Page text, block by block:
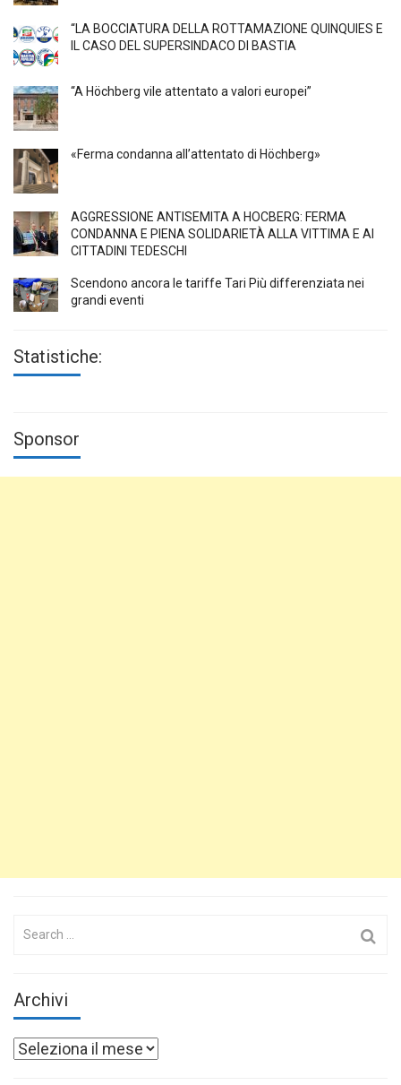
“LA BOCCIATURA DELLA ROTTAMAZIONE QUINQUIES E
IL CASO DEL SUPERSINDACO DI BASTIA
“A Höchberg vile attentato a valori europei”
«Ferma condanna all’attentato di Höchberg»
AGGRESSIONE ANTISEMITA A HÖCBERG: FERMA
CONDANNA E PIENA SOLIDARIETÀ ALLA VITTIMA E AI
CITTADINI TEDESCHI
Scendono ancora le tariffe Tari Più differenziata nei
grandi eventi
Statistiche:
Sponsor
Search
Archivi
Archivi